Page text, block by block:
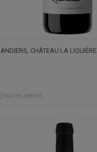
CHÂTEAU LA LIQUIÈRE
Voir les détails